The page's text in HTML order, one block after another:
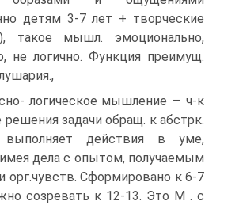
детям 3-7 лет + творческие
такое мышл. эмоционально,
не логично. Функция преимущ.
логическое мышление — ч-к
решения задачи обращ. к абстрк.
выполняет действия в уме,
дела с опытом, получаемым
орг.чувств. Сформировано к 6-7
созревать к 12-13. Это М . с